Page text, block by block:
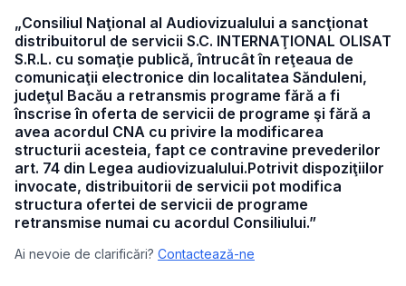
„Consiliul Naţional al Audiovizualului a sancţionat
distribuitorul de servicii S.C. INTERNAŢIONAL OLISAT
S.R.L. cu somaţie publică, întrucât în reţeaua de
comunicaţii electronice din localitatea Sănduleni,
judeţul Bacău a retransmis programe fără a fi
înscrise în oferta de servicii de programe şi fără a
avea acordul CNA cu privire la modificarea
structurii acesteia, fapt ce contravine prevederilor
art. 74 din Legea audiovizualului.Potrivit dispoziţiilor
invocate, distribuitorii de servicii pot modifica
structura ofertei de servicii de programe
retransmise numai cu acordul Consiliului.”
Ai nevoie de clarificări? Contactează-ne